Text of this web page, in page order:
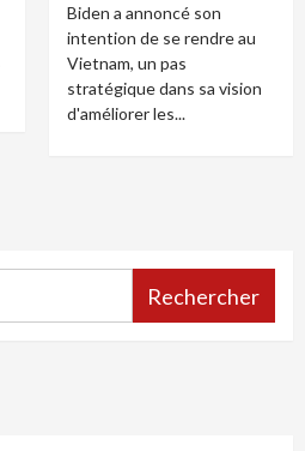
Biden a annoncé son
intention de se rendre au
Vietnam, un pas
stratégique dans sa vision
d'améliorer les...
Rechercher